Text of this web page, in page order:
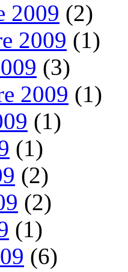
2009 (2)
2009 (1)
(3)
2009 (1)
(1)
(1)
(2)
(2)
(1)
(6)